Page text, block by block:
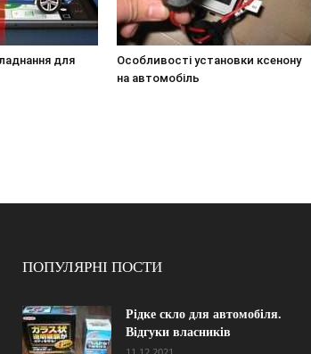
для
Особливості установки ксенону
на автомобіль
ПОПУЛЯРНІ ПОСТИ
Рідке скло для автомобіля.
Відгуки власників